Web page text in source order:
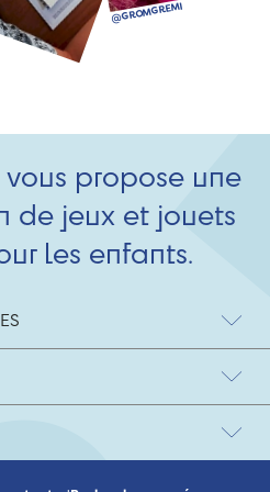
propose une
de jeux et jouets
les enfants.